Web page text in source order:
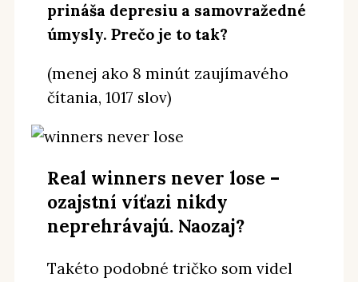
prináša depresiu a samovražedné
úmysly. Prečo je to tak?
(menej ako 8 minút zaujímavého
čítania, 1017 slov)
Real winners never lose –
ozajstní víťazi nikdy
neprehrávajú. Naozaj?
Takéto podobné tričko som videl